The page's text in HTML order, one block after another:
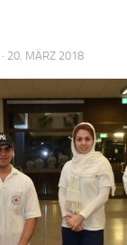
· 20. MÄRZ 2018